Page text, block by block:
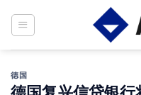
德国